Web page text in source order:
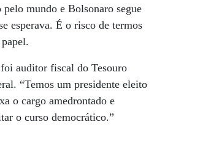
mundo e Bolsonaro segue
esperava. É o risco de termos
auditor fiscal do Tesouro
“Temos um presidente eleito
o cargo amedrontado e
o curso democrático.”